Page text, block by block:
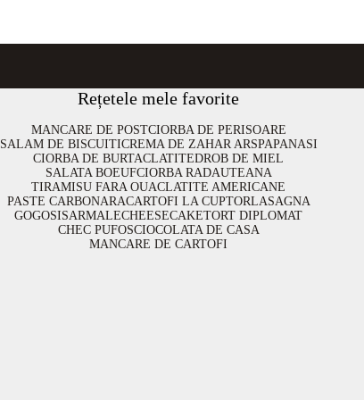
Rețetele mele favorite
MANCARE DE POSTCIORBA DE PERISOARE
SALAM DE BISCUITICREMA DE ZAHAR ARSPAPANASI
CIORBA DE BURTACLATITEDROB DE MIEL
SALATA BOEUFCIORBA RADAUTEANA
TIRAMISU FARA OUACLATITE AMERICANE
PASTE CARBONARACARTOFI LA CUPTORLASAGNA
GOGOSISARMALECHEESECAKETORT DIPLOMAT
CHEC PUFOSCIOCOLATA DE CASA
MANCARE DE CARTOFI